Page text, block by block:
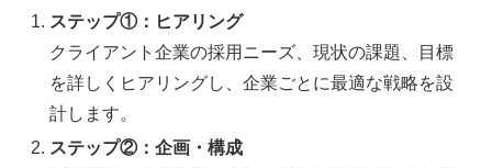
ステップ①：ヒアリング
クライアント企業の採用ニーズ、現状の課題、目標
を詳しくヒアリングし、企業ごとに最適な戦略を設
計します。
ステップ②：企画・構成